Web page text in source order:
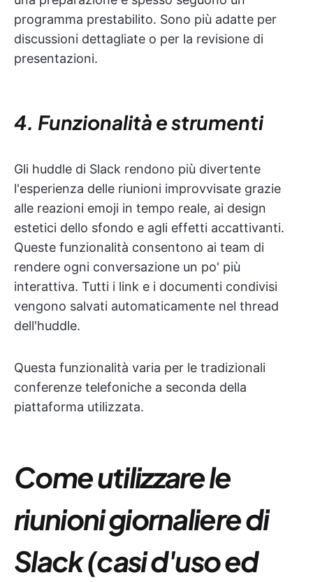
programma prestabilito. Sono più adatte per
discussioni dettagliate o per la revisione di
presentazioni.
4. Funzionalità e strumenti
Gli huddle di Slack rendono più divertente
l'esperienza delle riunioni improvvisate grazie
alle reazioni emoji in tempo reale, ai design
estetici dello sfondo e agli effetti accattivanti.
Queste funzionalità consentono ai team di
rendere ogni conversazione un po' più
interattiva. Tutti i link e i documenti condivisi
vengono salvati automaticamente nel thread
dell'huddle.
Questa funzionalità varia per le tradizionali
conferenze telefoniche a seconda della
piattaforma utilizzata.
Come utilizzare le
riunioni giornaliere di
Slack (casi d'uso ed